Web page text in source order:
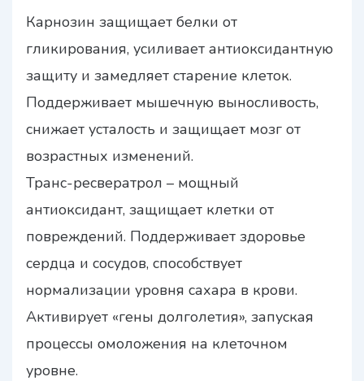
Карнозин защищает белки от
гликирования, усиливает антиоксидантную
защиту и замедляет старение клеток.
Поддерживает мышечную выносливость,
снижает усталость и защищает мозг от
возрастных изменений.
Транс-ресвератрол – мощный
антиоксидант, защищает клетки от
повреждений. Поддерживает здоровье
сердца и сосудов, способствует
нормализации уровня сахара в крови.
Активирует «гены долголетия», запуская
процессы омоложения на клеточном
уровне.